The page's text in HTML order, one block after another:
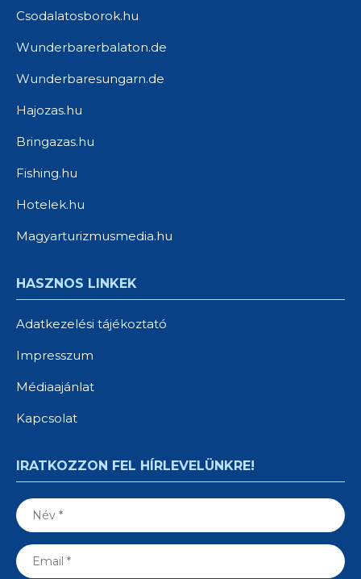
Csodalatosborok.hu
Wunderbarerbalaton.de
Wunderbaresungarn.de
Hajozas.hu
Bringazas.hu
Fishing.hu
Hotelek.hu
Magyarturizmusmedia.hu
HASZNOS LINKEK
Adatkezelési tájékoztató
Impresszum
Médiaajánlat
Kapcsolat
IRATKOZZON FEL HÍRLEVELÜNKRE!